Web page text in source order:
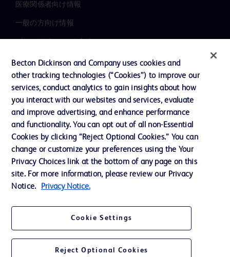
医療関係者向け情報
一般の方向け情報
プレスリリース / お知らせ
インクルージョン、ダイバー
シティ ＆ エクイティ
投資家向け情報（英語）
会社案内
お問い合わせ
Cookie Preferences
プライバシーポリシー
Becton Dickinson and Company uses cookies and
other tracking technologies (“Cookies”) to improve our
services, conduct analytics to gain insights about how
you interact with our websites and services, evaluate
and improve advertising, and enhance performance
and functionality. You can opt out of all non-Essential
Cookies by clicking “Reject Optional Cookies.” You can
change or customize your preferences using the Your
Privacy Choices link at the bottom of any page on this
site. For more information, please review our Privacy
Notice.
Privacy Notice.
Cookie Settings
Reject Optional Cookies